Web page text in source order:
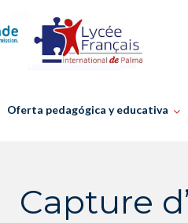
Oferta pedagógica y educativa
Capture